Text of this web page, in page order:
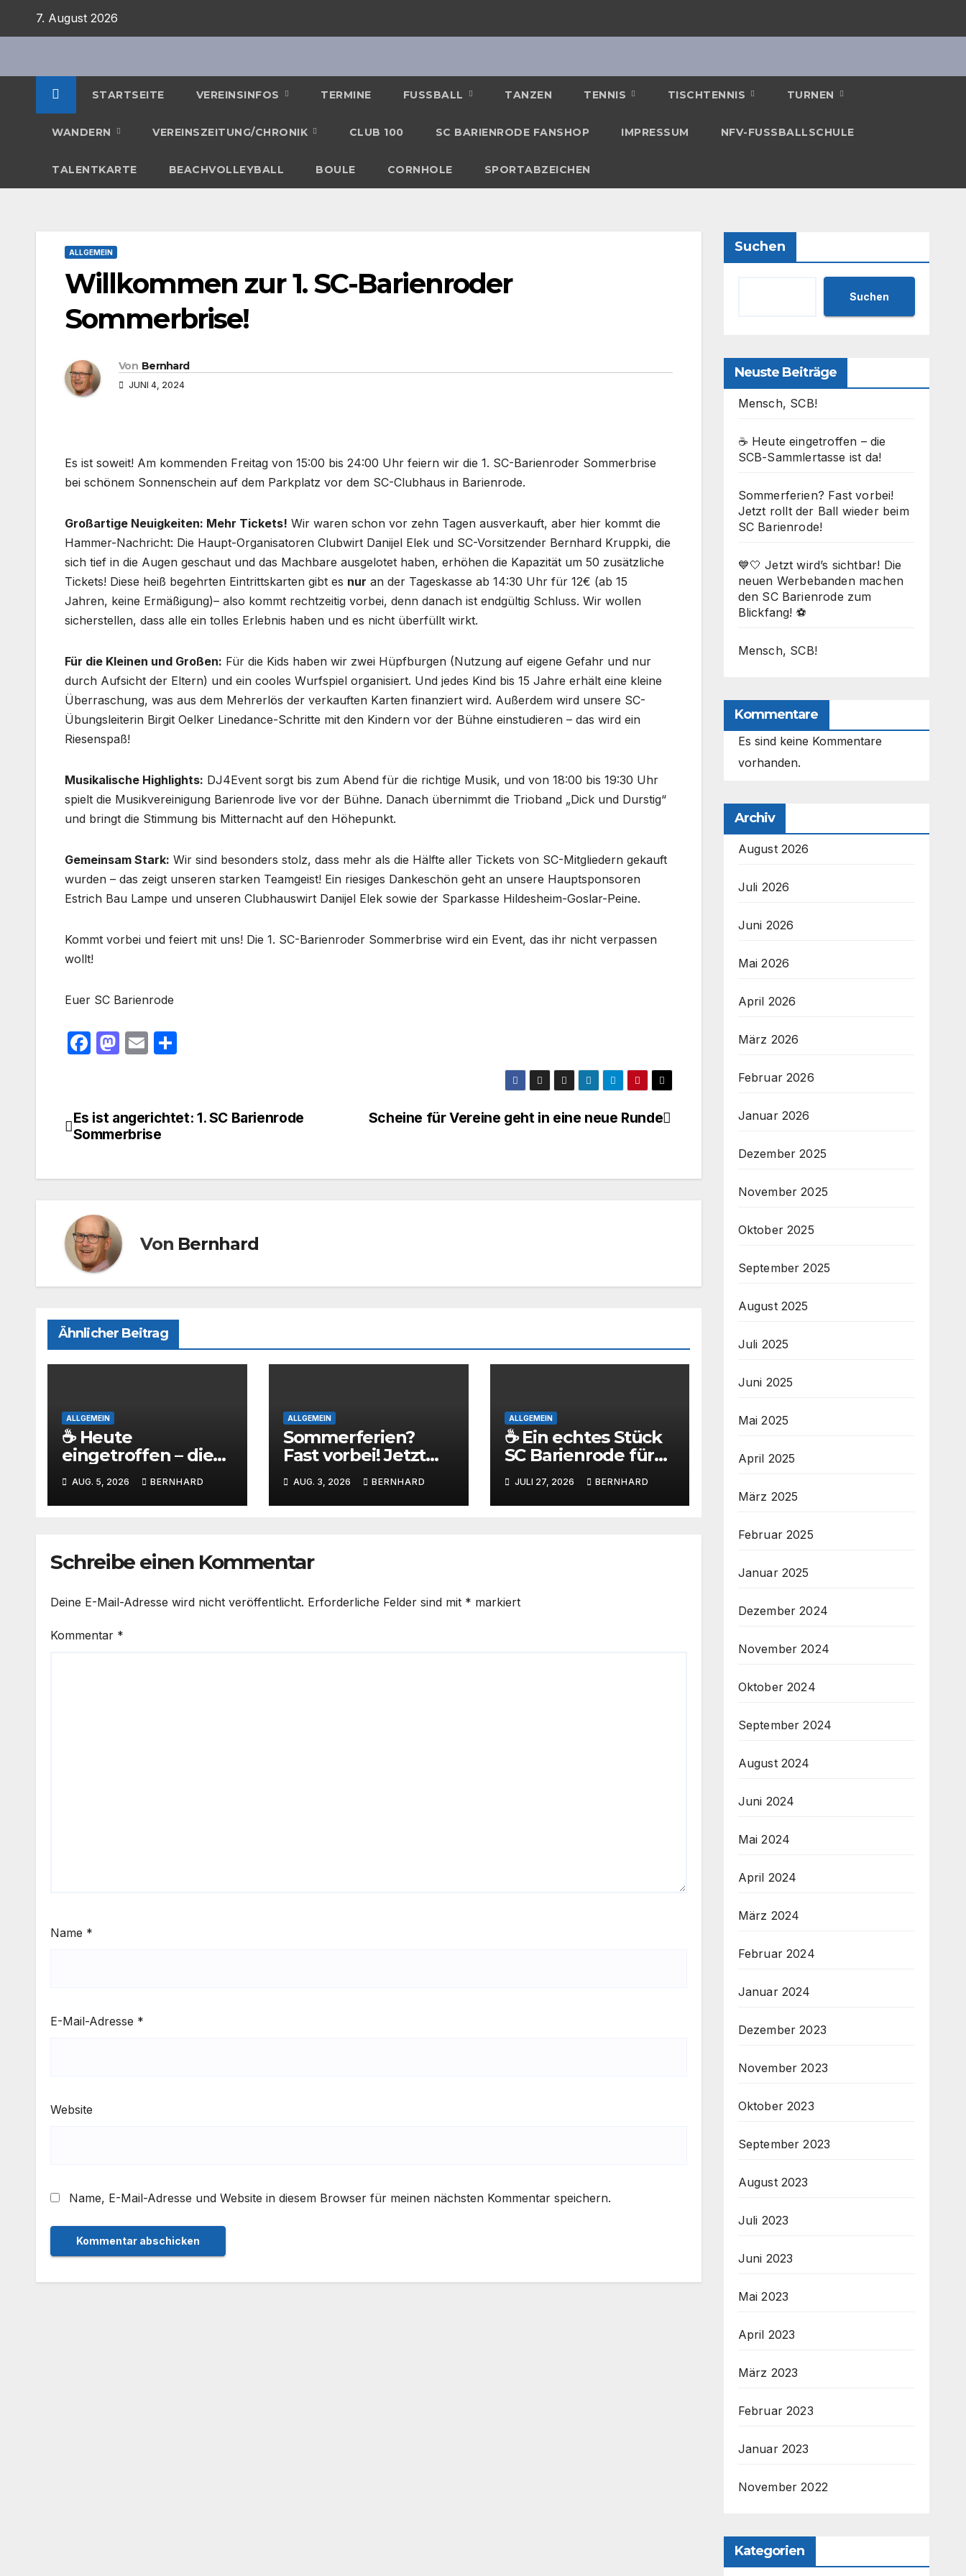
7. August 2026
STARTSEITE VEREINSINFOS TERMINE FUSSBALL TANZEN TENNIS TISCHTENNIS TURNEN
WANDERN VEREINSZEITUNG/CHRONIK CLUB 100 SC BARIENRODE FANSHOP IMPRESSUM NFV-FUSSBALLSCHULE
TALENTKARTE BEACHVOLLEYBALL BOULE CORNHOLE SPORTABZEICHEN
ALLGEMEIN
Willkommen zur 1. SC-Barienroder
Sommerbrise!
Von Bernhard
JUNI 4, 2024
Es ist soweit! Am kommenden Freitag von 15:00 bis 24:00 Uhr feiern wir die 1. SC-Barienroder Sommerbrise
bei schönem Sonnenschein auf dem Parkplatz vor dem SC-Clubhaus in Barienrode.
Großartige Neuigkeiten: Mehr Tickets! Wir waren schon vor zehn Tagen ausverkauft, aber hier kommt die
Hammer-Nachricht: Die Haupt-Organisatoren Clubwirt Danijel Elek und SC-Vorsitzender Bernhard Kruppki, die
sich tief in die Augen geschaut und das Machbare ausgelotet haben, erhöhen die Kapazität um 50 zusätzliche
Tickets! Diese heiß begehrten Eintrittskarten gibt es nur an der Tageskasse ab 14:30 Uhr für 12€ (ab 15
Jahren, keine Ermäßigung)– also kommt rechtzeitig vorbei, denn danach ist endgültig Schluss. Wir wollen
sicherstellen, dass alle ein tolles Erlebnis haben und es nicht überfüllt wirkt.
Für die Kleinen und Großen: Für die Kids haben wir zwei Hüpfburgen (Nutzung auf eigene Gefahr und nur
durch Aufsicht der Eltern) und ein cooles Wurfspiel organisiert. Und jedes Kind bis 15 Jahre erhält eine kleine
Überraschung, was aus dem Mehrerlös der verkauften Karten finanziert wird. Außerdem wird unsere SC-
Übungsleiterin Birgit Oelker Linedance-Schritte mit den Kindern vor der Bühne einstudieren – das wird ein
Riesenspaß!
Musikalische Highlights: DJ4Event sorgt bis zum Abend für die richtige Musik, und von 18:00 bis 19:30 Uhr
spielt die Musikvereinigung Barienrode live vor der Bühne. Danach übernimmt die Trioband „Dick und Durstig“
und bringt die Stimmung bis Mitternacht auf den Höhepunkt.
Gemeinsam Stark: Wir sind besonders stolz, dass mehr als die Hälfte aller Tickets von SC-Mitgliedern gekauft
wurden – das zeigt unseren starken Teamgeist! Ein riesiges Dankeschön geht an unsere Hauptsponsoren
Estrich Bau Lampe und unseren Clubhauswirt Danijel Elek sowie der Sparkasse Hildesheim-Goslar-Peine.
Kommt vorbei und feiert mit uns! Die 1. SC-Barienroder Sommerbrise wird ein Event, das ihr nicht verpassen
wollt!
Euer SC Barienrode
F
e
b
o
M
o
d
n
E
n
Beitragsnavigation Scheine für Vereine geht in eine neue Runde
Es ist angerichtet: 1. SC Barienrode
Sommerbrise
Von Bernhard
Ähnlicher Beitrag
ALLGEMEIN
☕ Heute
eingetroffen – die
SCB-Sammlertasse
ist da!
AUG. 5, 2026 BERNHARD
ALLGEMEIN
Sommerferien?
Fast vorbei! Jetzt
rollt der Ball wieder
beim SC
Barienrode!
AUG. 3, 2026 BERNHARD
ALLGEMEIN
☕ Ein echtes Stück
SC Barienrode für
Zuhause – die SCB-
Sammlertasse
kommt!
JULI 27, 2026 BERNHARD
Schreibe einen Kommentar
Deine E-Mail-Adresse wird nicht veröffentlicht. Erforderliche Felder sind mit * markiert
Kommentar *
Name *
E-Mail-Adresse *
Website
Name, E-Mail-Adresse und Website in diesem Browser für meinen nächsten Kommentar speichern.
Suchen
Suchen
Neuste Beiträge
Mensch, SCB!
☕ Heute eingetroffen – die
SCB-Sammlertasse ist da!
Sommerferien? Fast vorbei!
Jetzt rollt der Ball wieder beim
SC Barienrode!
💙🤍 Jetzt wird’s sichtbar! Die
neuen Werbebanden machen
den SC Barienrode zum
Blickfang! ⚽
Mensch, SCB!
Kommentare
Es sind keine Kommentare
vorhanden.
Archiv
August 2026
Juli 2026
Juni 2026
Mai 2026
April 2026
März 2026
Februar 2026
Januar 2026
Dezember 2025
November 2025
Oktober 2025
September 2025
August 2025
Juli 2025
Juni 2025
Mai 2025
April 2025
März 2025
Februar 2025
Januar 2025
Dezember 2024
November 2024
Oktober 2024
September 2024
August 2024
Juni 2024
Mai 2024
April 2024
März 2024
Februar 2024
Januar 2024
Dezember 2023
November 2023
Oktober 2023
September 2023
August 2023
Juli 2023
Juni 2023
Mai 2023
April 2023
März 2023
Februar 2023
Januar 2023
November 2022
Kategorien